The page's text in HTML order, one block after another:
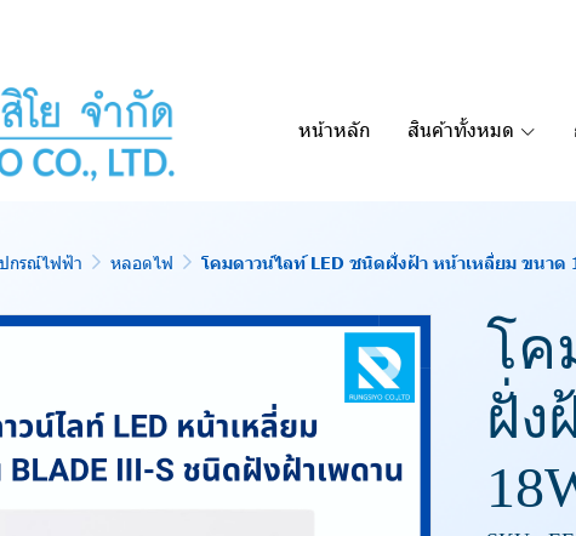
หน้าหลัก สินค้าทั้งหมด
กรณ์ไฟฟ้า หลอดไฟ โคมดาวน์ไลท์ LED ชนิดฝั่งฝ้า หน้าเหลี่ยม ขนาด
โค
ฝั่ง